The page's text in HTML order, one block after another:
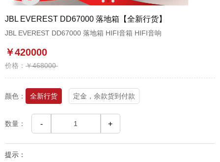
1 2 3
JBL EVEREST DD67000 落地箱【全新行货】
JBL EVEREST DD67000 落地箱 HIFI音箱 HIFI音响
￥420000
价格： ￥468000
颜色： 全新行货 定金，余款货到付款
数量： - +
提示：